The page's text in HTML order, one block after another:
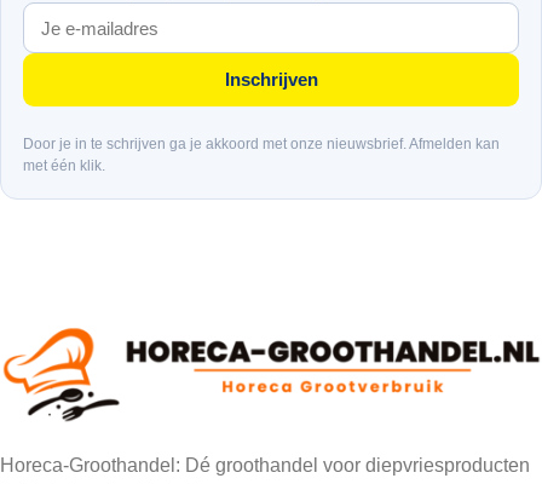
Inschrijven
Door je in te schrijven ga je akkoord met onze nieuwsbrief. Afmelden kan
met één klik.
Horeca-Groothandel: Dé groothandel voor diepvriesproducten